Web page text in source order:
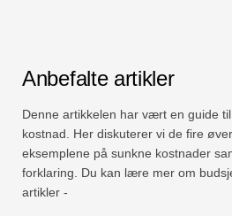
Anbefalte artikler
Denne artikkelen har vært en guide
kostnad. Her diskuterer vi de fire
eksemplene på sunkne kostnader
forklaring. Du kan lære mer om
artikler -